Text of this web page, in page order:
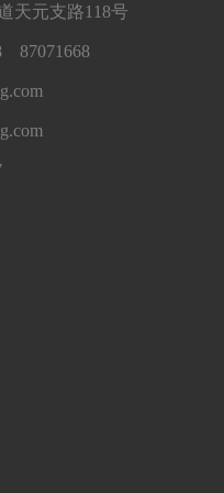
天元支路118号
87071668